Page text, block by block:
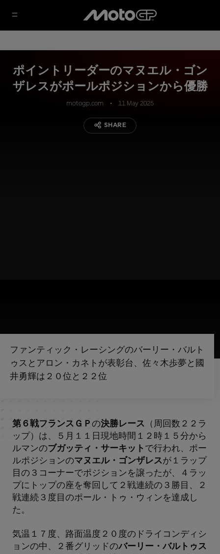
ポイントリーダーのマヌエル・ゴン
ザレスがポールポジションから優勝
motogp.com 11 May 2025
SHARE
ファンティック・レーシングのバーリー・バルト
ゥスとアロン・カネトが表彰台、佐々木歩夢と國
井勇輝は２０位と２２位
第６戦フランスＧＰ の決勝レース （周回数２２ラ
ップ）は、５月１１日現地時間１２時１５分から
ルマンのブガッティ・サーキット で行われ、ポー
ルポジションのマヌエル・ゴンザレスが１ラップ
目の３コーナーでポジションを譲ったが、４ラッ
プにトップの座を奪回して２戦連続の３勝目、２
戦連続３度目のポール・トゥ・ウィンを達成し
た。
気温１７度、路面温度２０度のドライコンディシ
ョンの中、２番グリッドのバーリー・バルトゥス